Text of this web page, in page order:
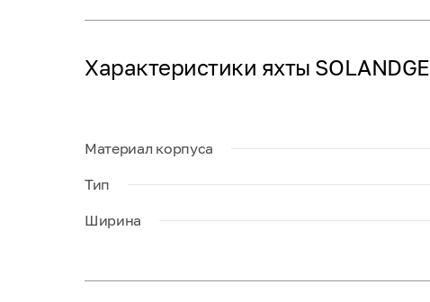
Характеристики яхты SOLANDGE
Материал корпуса
Тип
Ширина